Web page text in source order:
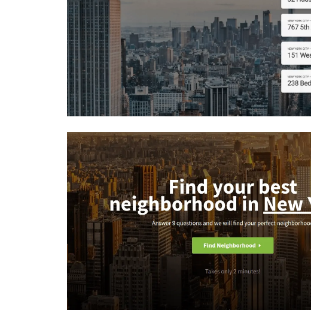
Inmobiliaria Retail
Calidad de datos Optimización
Inmobiliaria
Presonalización